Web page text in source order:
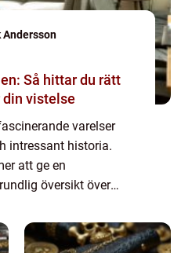
Andersson
Så hittar du rätt
vistelse
varelser
intressant historia.
att ge en
översikt över
deras popularitet och